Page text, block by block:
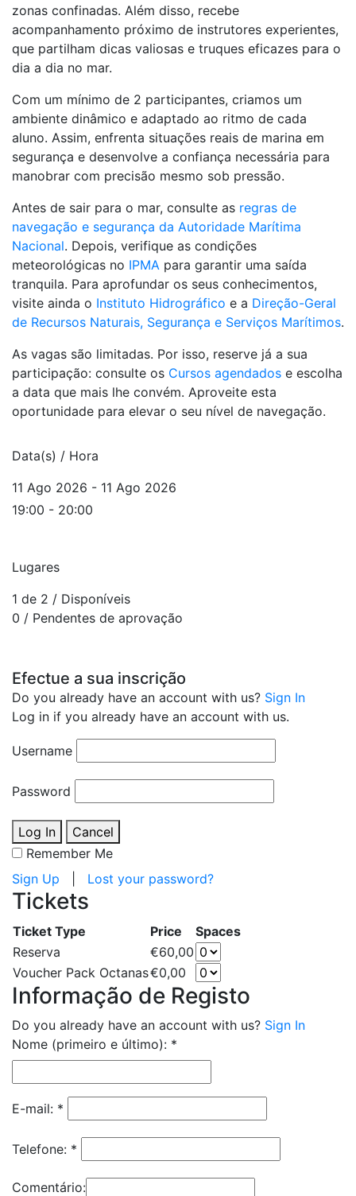
zonas confinadas. Além disso, recebe
acompanhamento próximo de instrutores experientes,
que partilham dicas valiosas e truques eficazes para o
dia a dia no mar.
Com um mínimo de 2 participantes, criamos um
ambiente dinâmico e adaptado ao ritmo de cada
aluno. Assim, enfrenta situações reais de marina em
segurança e desenvolve a confiança necessária para
manobrar com precisão mesmo sob pressão.
Antes de sair para o mar, consulte as regras de
navegação e segurança da Autoridade Marítima
Nacional. Depois, verifique as condições
meteorológicas no IPMA para garantir uma saída
tranquila. Para aprofundar os seus conhecimentos,
visite ainda o Instituto Hidrográfico e a Direção-Geral
de Recursos Naturais, Segurança e Serviços Marítimos.
As vagas são limitadas. Por isso, reserve já a sua
participação: consulte os Cursos agendados e escolha
a data que mais lhe convém. Aproveite esta
oportunidade para elevar o seu nível de navegação.
Data(s) / Hora
11 Ago 2026 - 11 Ago 2026
19:00 - 20:00
Lugares
1 de 2 / Disponíveis
0 / Pendentes de aprovação
Efectue a sua inscrição
Do you already have an account with us? Sign In
Log in if you already have an account with us.
Username
Password
Log In
Cancel
Remember Me
Sign Up
Lost your password?
Tickets
Ticket Type Price
Spaces
Reserva
€60,00
Voucher Pack Octanas€0,00
Informação de Registo
Do you already have an account with us? Sign In
Nome (primeiro e último): *
E-mail: *
Telefone: *
Comentário: